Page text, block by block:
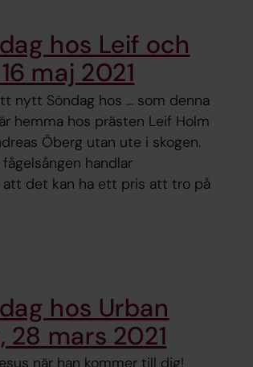
hos Leif och
maj 2021
nytt Söndag hos ... som denna
hemma hos prästen Leif Holm
Öberg utan ute i skogen.
handlar
det kan ha ett pris att tro på
hos Urban
28 mars 2021